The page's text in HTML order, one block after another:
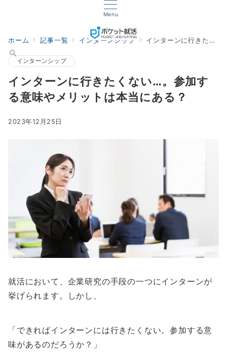
Menu
ホーム 記事一覧 インターンシップ インターンに行きたくない…。参加する意味やメリットは本当にある？
インターンシップ
インターンに行きたくない…。参加す
る意味やメリットは本当にある？
2023年12月25日
就活において、企業研究の手段の一つにインターンが
挙げられます。しかし、
「できればインターンには行きたくない。参加する意
味があるのだろうか？」